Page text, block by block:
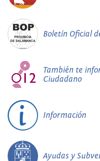
Boletín Oficial
También te
Ciudadano
Información
Ayudas y